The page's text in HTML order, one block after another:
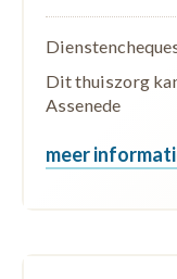
Dit thuiszorg
Assenede
meer